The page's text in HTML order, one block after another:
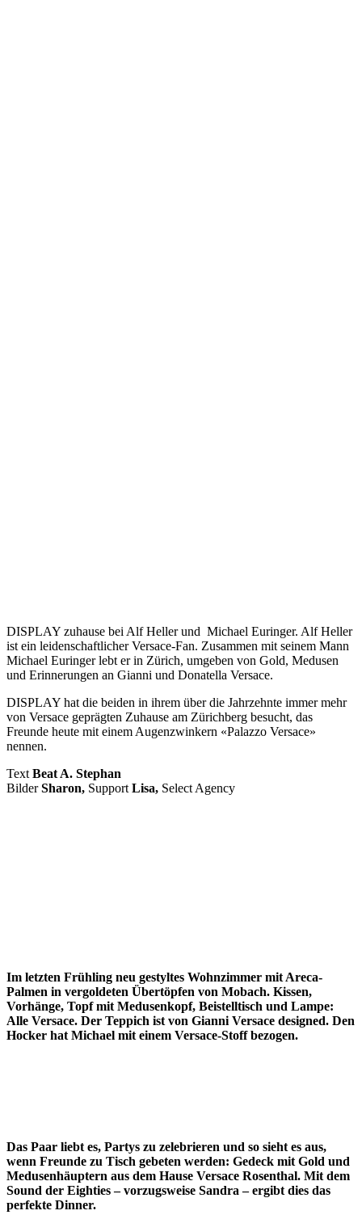
DISPLAY zuhause bei Alf Heller und Michael Euringer. Alf Heller
ist ein leidenschaftlicher Versace-Fan. Zusammen mit seinem Mann
Michael Euringer lebt er in Zürich, umgeben von Gold, Medusen
und Erinnerungen an Gianni und Donatella Versace.
DISPLAY hat die beiden in ihrem über die Jahrzehnte immer mehr
von Versace geprägten Zuhause am Zürich­berg besucht, das
Freunde heute mit einem Augenzwinkern «Palazzo Versace»
nennen.
Text Beat A. Stephan
BilderSharon, Support Lisa, Select Agency
Im letzten Frühling neu gestyltes Wohnzimmer mit Areca-
Palmen in vergoldeten Übertöpfen von Mobach. Kissen,
Vorhänge, Topf mit Medusenkopf, Beistelltisch und Lampe:
Alle Versace. Der Teppich ist von Gianni Versace designed. Den
Hocker hat Michael mit einem Versace-Stoff bezogen.
Das Paar liebt es, Partys zu zelebrieren und so sieht es aus,
wenn Freunde zu Tisch gebeten werden: Gedeck mit Gold und
Medusenhäuptern aus dem Hause Versace Rosenthal. Mit dem
Sound der Eighties – vorzugsweise Sandra – ergibt dies das
perfekte Dinner.